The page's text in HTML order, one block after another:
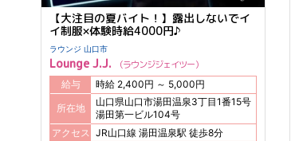
【大注目の夏バイト！】露出しないでイ
イ制服×体験時給4000円♪
ラウンジ 山口市
Lounge J.J. ラウンジジェイツー
給与 時給 2,400円 ～ 5,000円
所在地
山口県山口市湯田温泉3丁目1番15号
湯田第一ビル104号
アクセス
JR山口線 湯田温泉駅 徒歩8分